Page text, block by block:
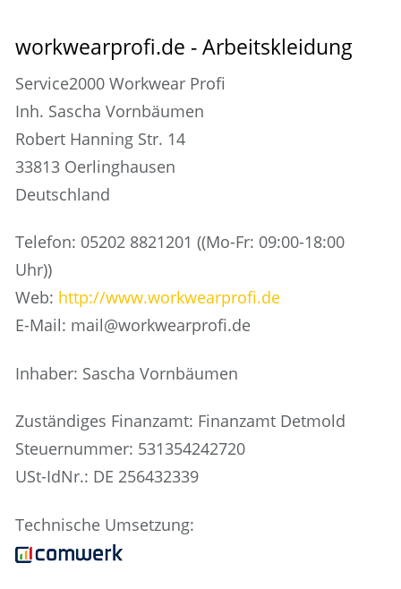
workwearprofi.de - Arbeitskleidung
Service2000 Workwear Profi
Inh. Sascha Vornbäumen
Robert Hanning Str. 14
33813 Oerlinghausen
Deutschland
Telefon: 05202 8821201 ((Mo-Fr: 09:00-18:00
Uhr))
Web: http://www.workwearprofi.de
E-Mail: mail@workwearprofi.de
Inhaber: Sascha Vornbäumen
Zuständiges Finanzamt: Finanzamt Detmold
Steuernummer: 531354242720
USt-IdNr.: DE 256432339
Technische Umsetzung: